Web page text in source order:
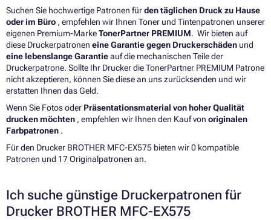
Suchen Sie hochwertige Patronen fürden täglichen Druck zu Hause
oder im Büro , empfehlen wir Ihnen Toner und Tintenpatronen unserer
eigenen Premium-MarkeTonerPartner PREMIUM. Wir bieten auf
diese Druckerpatronen eine Garantie gegen Druckerschäden und
eine lebenslange Garantieauf die mechanischen Teile der
Druckerpatrone. Sollte Ihr Drucker die TonerPartner PREMIUM Patrone
nicht akzeptieren, können Sie diese an uns zurücksenden und wir
erstatten Ihnen das Geld.
Wenn Sie Fotos oder Präsentationsmaterial von hoher Qualität
drucken möchten , empfehlen wir Ihnen den Kauf von originalen
Farbpatronen .
Für den Drucker BROTHER MFC-EX575 bieten wir 0 kompatible
Patronen und 17 Originalpatronen an.
Ich suche günstige Druckerpatronen für
Drucker BROTHER MFC-EX575